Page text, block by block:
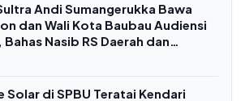
Andi Sumangerukka Bawa
dan Wali Kota Baubau Audiensi
Bahas Nasib RS Daerah dan
Dokter
Solar di SPBU Teratai Kendari